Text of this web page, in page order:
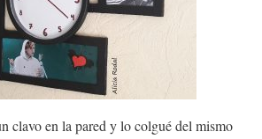
clavo en la pared y lo colgué del mismo